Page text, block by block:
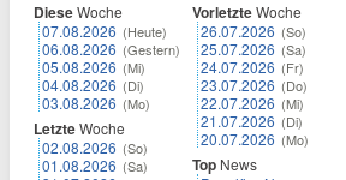
DieseWoche
07.08.2026 (Heute)
06.08.2026 (Gestern)
05.08.2026 (Mi)
04.08.2026 (Di)
03.08.2026 (Mo)
LetzteWoche
02.08.2026 (So)
01.08.2026 (Sa)
VorletzteWoche
26.07.2026 (So)
25.07.2026 (Sa)
24.07.2026 (Fr)
23.07.2026 (Do)
22.07.2026 (Mi)
21.07.2026 (Di)
20.07.2026 (Mo)
Top News